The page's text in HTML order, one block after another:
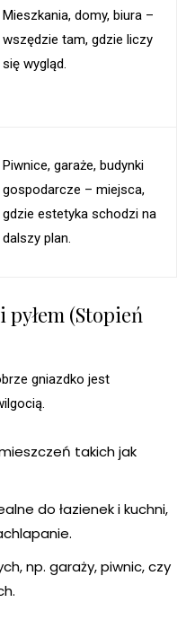
Mieszkania, domy, biura –
wszędzie tam, gdzie liczy
się wygląd.
Piwnice, garaże, budynki
gospodarcze – miejsca,
gdzie estetyka schodzi na
dalszy plan.
(Stopień
gniazdko jest
takich jak
do łazienek i kuchni,
np. garaży, piwnic, czy